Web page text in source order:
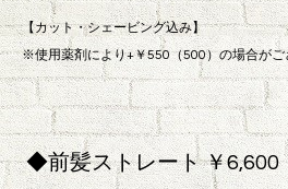
【カット・シェービング込み】
※使用薬剤により+￥550（500）の場合がご
◆前髪ストレート ￥6,600